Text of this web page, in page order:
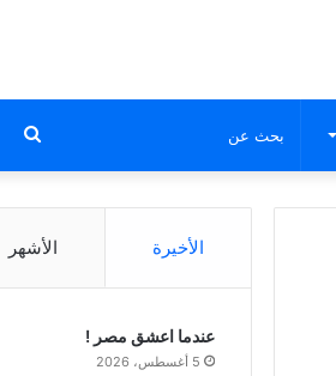
بحث
عن
الأخيرة الأشهر
عندما اعشق مصر !
5 أغسطس، 2026